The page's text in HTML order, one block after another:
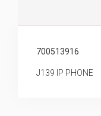
700513916
J139 IP PHONE